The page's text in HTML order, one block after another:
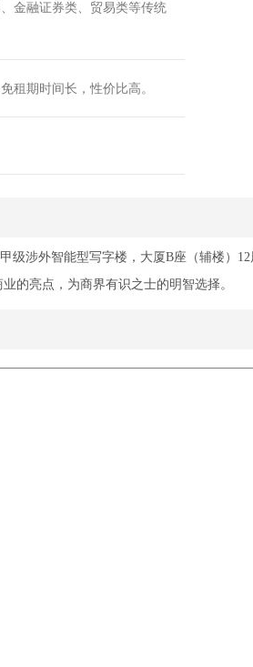
金融证券类、贸易类等传统
租期时间长，性价比高。
级涉外智能型写字楼，大厦B座（辅楼）
的亮点，为商界有识之士的明智选择。